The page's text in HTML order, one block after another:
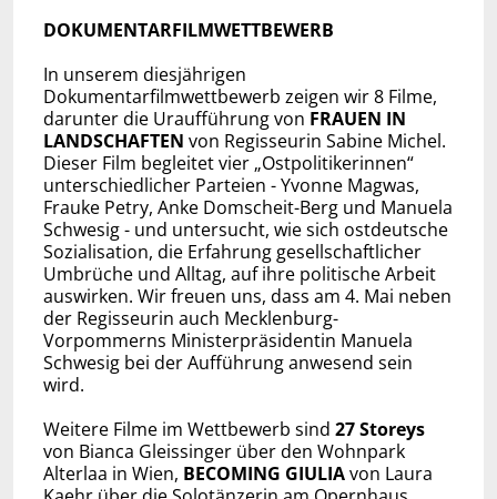
DOKUMENTARFILMWETTBEWERB
In unserem diesjährigen
Dokumentarfilmwettbewerb zeigen wir 8 Filme,
darunter die Uraufführung von FRAUEN IN
LANDSCHAFTEN von Regisseurin Sabine Michel.
Dieser Film begleitet vier „Ostpolitikerinnen“
unterschiedlicher Parteien - Yvonne Magwas,
Frauke Petry, Anke Domscheit-Berg und Manuela
Schwesig - und untersucht, wie sich ostdeutsche
Sozialisation, die Erfahrung gesellschaftlicher
Umbrüche und Alltag, auf ihre politische Arbeit
auswirken. Wir freuen uns, dass am 4. Mai neben
der Regisseurin auch Mecklenburg-
Vorpommerns Ministerpräsidentin Manuela
Schwesig bei der Aufführung anwesend sein
wird.
Weitere Filme im Wettbewerb sind 27 Storeys
von Bianca Gleissinger über den Wohnpark
Alterlaa in Wien, BECOMING GIULIAvon Laura